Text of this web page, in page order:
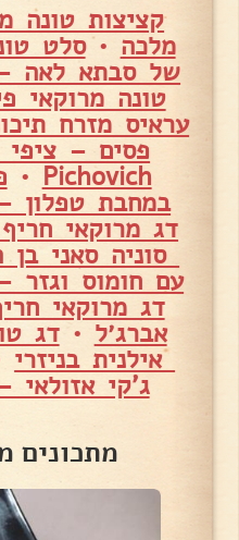
קציצות טונה
מלכה •סלט
של סבתא לאה
טונה מרוקאי
עראיס מזרח
Pichovich
•
במחבת טפלון
דג מרוקאי
סוניה סאני בן
עם חומוס וגזר
דג מרוקאי
אברג׳ל •דג
אילנית בניזרי
ג'קי אזולאי
מתכונים